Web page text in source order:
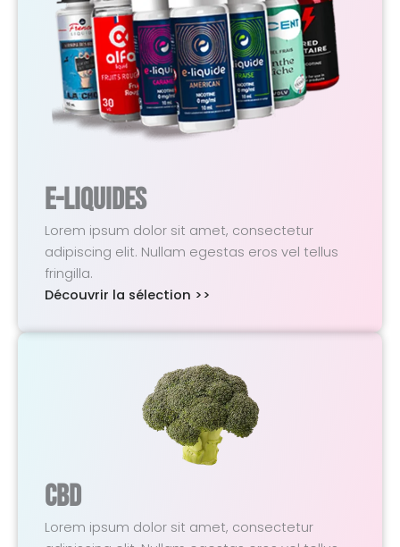
E-Liquides
Lorem ipsum dolor sit amet, consectetur
adipiscing elit. Nullam egestas eros vel tellus
fringilla.
Découvrir la sélection >>
CBD
Lorem ipsum dolor sit amet, consectetur